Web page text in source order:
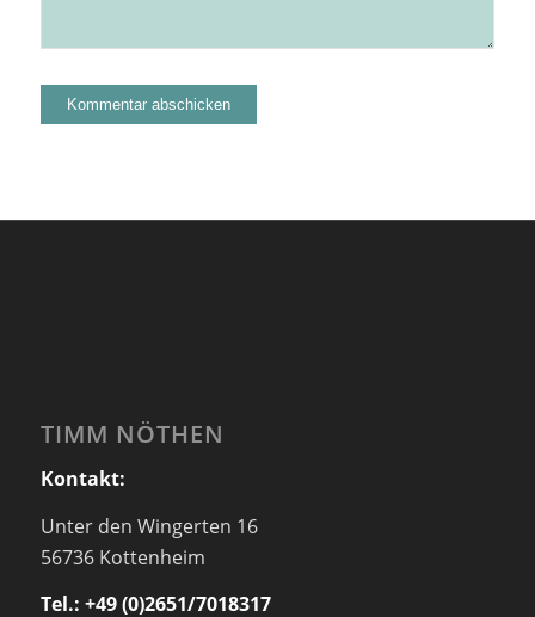
TIMM NÖTHEN
Kontakt:
Unter den Wingerten 16
56736 Kottenheim
Tel.: +49 (0)2651/7018317